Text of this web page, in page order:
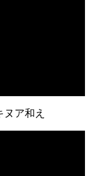
ヌア和え